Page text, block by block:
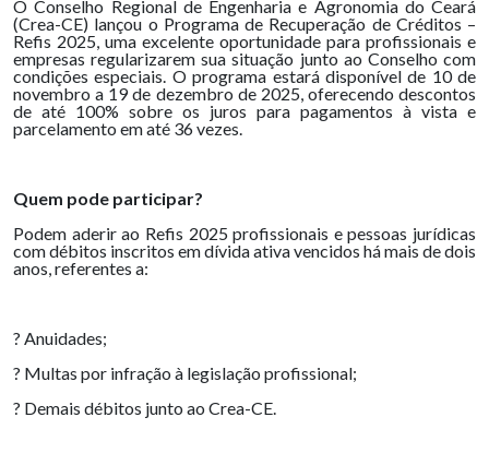
O Conselho Regional de Engenharia e Agronomia do Ceará
(Crea-CE) lançou o Programa de Recuperação de Créditos –
Refis 2025, uma excelente oportunidade para profissionais e
empresas regularizarem sua situação junto ao Conselho com
condições especiais. O programa estará disponível de 10 de
novembro a 19 de dezembro de 2025, oferecendo descontos
de até 100% sobre os juros para pagamentos à vista e
parcelamento em até 36 vezes.
Quem pode participar?
Podem aderir ao Refis 2025 profissionais e pessoas jurídicas
com débitos inscritos em dívida ativa vencidos há mais de dois
anos, referentes a:
? Anuidades;
? Multas por infração à legislação profissional;
? Demais débitos junto ao Crea-CE.